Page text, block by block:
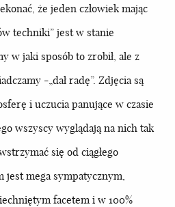
że jeden człowiek mając
techniki” jest w stanie
w jaki sposób to zrobił, ale z
-„dał radę”. Zdjęcia są
i uczucia panujące w czasie
wszyscy wyglądają na nich tak
się od ciągłego
jest mega sympatycznym,
facetem i w 100%